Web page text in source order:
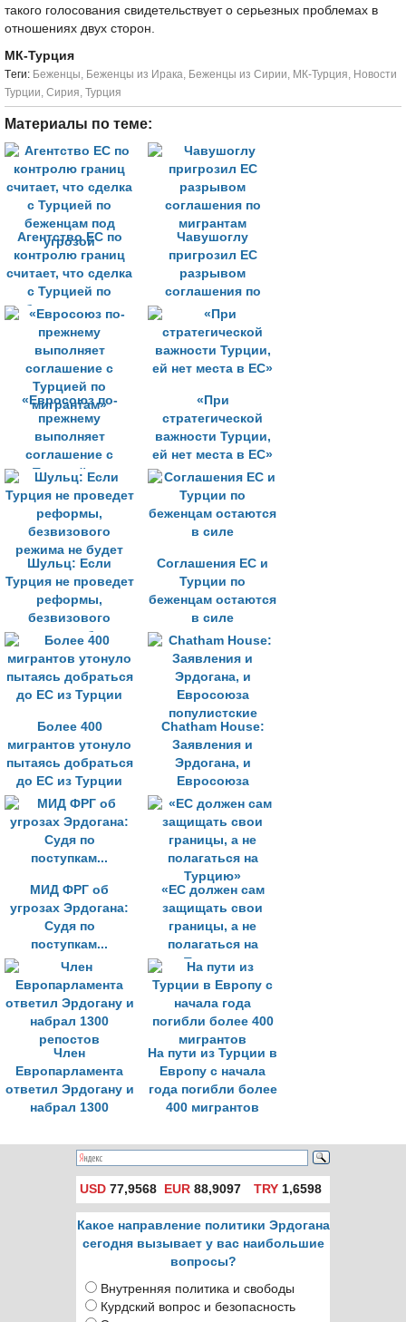
такого голосования свидетельствует о серьезных проблемах в
отношениях двух сторон.
МК-Турция
Tеги: Беженцы, Беженцы из Ирака, Беженцы из Сирии, МК-Турция, Новости
Турции, Сирия, Турция
Материалы по теме:
Агентство ЕС по
контролю границ
считает, что сделка
с Турцией по
беженцам под
угрозой
Чавушоглу
пригрозил ЕС
разрывом
соглашения по
мигрантам
«Евросоюз по-
прежнему
выполняет
соглашение с
Турцией по
мигрантам»
«При
стратегической
важности Турции,
ей нет места в ЕС»
Шульц: Если
Турция не проведет
реформы,
безвизового
режима не будет
Соглашения ЕС и
Турции по
беженцам остаются
в силе
Более 400
мигрантов утонуло
пытаясь добраться
до ЕС из Турции
Chatham House:
Заявления и
Эрдогана, и
Евросоюза
популистские
МИД ФРГ об
угрозах Эрдогана:
Судя по
поступкам...
«ЕС должен сам
защищать свои
границы, а не
полагаться на
Турцию»
Член
Европарламента
ответил Эрдогану и
набрал 1300
На пути из Турции в
Европу с начала
года погибли более
400 мигрантов
USD 77,9568 EUR 88,9097 TRY1,6598
Какое направление политики Эрдогана
сегодня вызывает у вас наибольшие
вопросы?
Внутренняя политика и свободы
Курдский вопрос и безопасность